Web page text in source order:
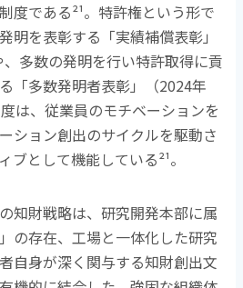
度である²¹。特許権という形で
明を表彰する「実績補償表彰」
、多数の発明を行い特許取得に貢
「多数発明者表彰」（2024年
は、従業員のモチベーションを
ション創出のサイクルを駆動さ
ブとして機能している²¹。
知財戦略は、研究開発本部に属
の存在、工場と一体化した研究
自身が深く関与する知財創出文